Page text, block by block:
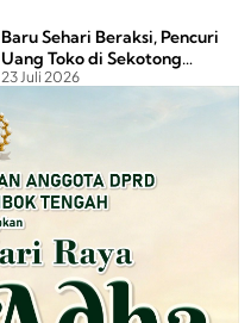
Baru Sehari Beraksi, Pencuri
Uang Toko di Sekotong
Langsung Diciduk Polisi
23 Juli 2026